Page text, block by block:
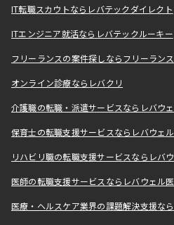
IT転職スカウトならレバテックダイレクト
ITエンジニア就活ならレバテックルーキー
フリーランスの案件探しならフリーラン
オンライン診療ならレバクリ
介護職の転職・派遣サービスならレバウ
保育士の転職支援サービスならレバウェ
リハビリ職の転職支援サービスならレバ
医師の転職支援サービスならレバウェル
医療・ヘルスケア業界の課題解決支援な